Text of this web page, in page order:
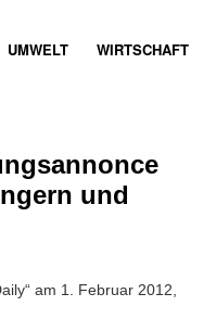
UMWELT WIRTSCHAFT
und
am 1. Februar 2012,